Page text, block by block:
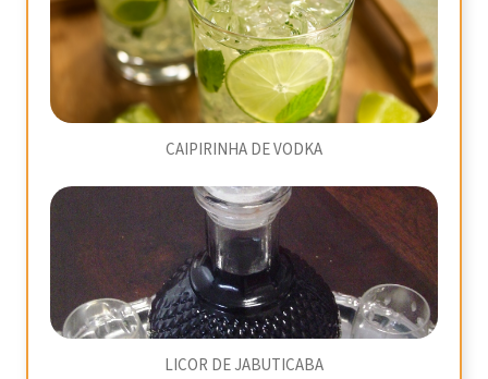
CAIPIRINHA DE VODKA
LICOR DE JABUTICABA